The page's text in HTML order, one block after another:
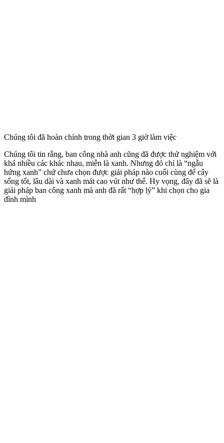
Chúng tôi đã hoàn chỉnh trong thời gian 3 giờ làm việc
Chúng tôi tin rằng, ban công nhà anh cũng đã được thử nghiệm với
khá nhiều các khác nhau, miễn là xanh. Nhưng đó chỉ là “ngẫu
hứng xanh” chứ chưa chọn được giải pháp nào cuối cùng để cây
sống tốt, lâu dài và xanh mát cao vút như thế. Hy vọng, đây đã sẽ là
giải pháp ban công xanh mà anh đã rất “hợp lý” khi chọn cho gia
đình mình